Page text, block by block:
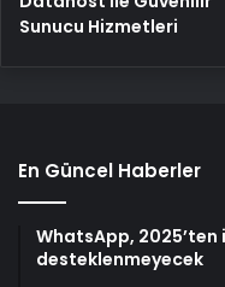
Sunucu Hizmetleri
En Güncel Haberler
WhatsApp,
desteklenmeyecek